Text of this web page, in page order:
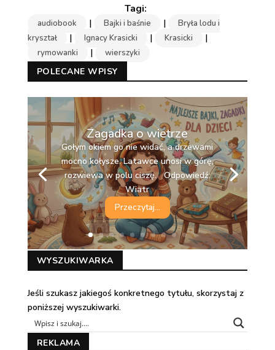
audiobook | Bajki i baśnie |
Bryła lodu i
kryształ
| Ignacy Krasicki | Krasicki |
rymowanki | wierszyki
POLECANE WPISY
Zagadka o wietrze
Gołym okiem go nie widać, a drzewami
mocno kołysze. Latawce unosi w górę,
rozwiewa w polu ciszę. Odpowiedź:
Wiatr
Przeczytaj...
WYSZUKIWARKA
Jeśli szukasz jakiegoś konkretnego tytułu, skorzystaj z
poniższej wyszukiwarki.
REKLAMA